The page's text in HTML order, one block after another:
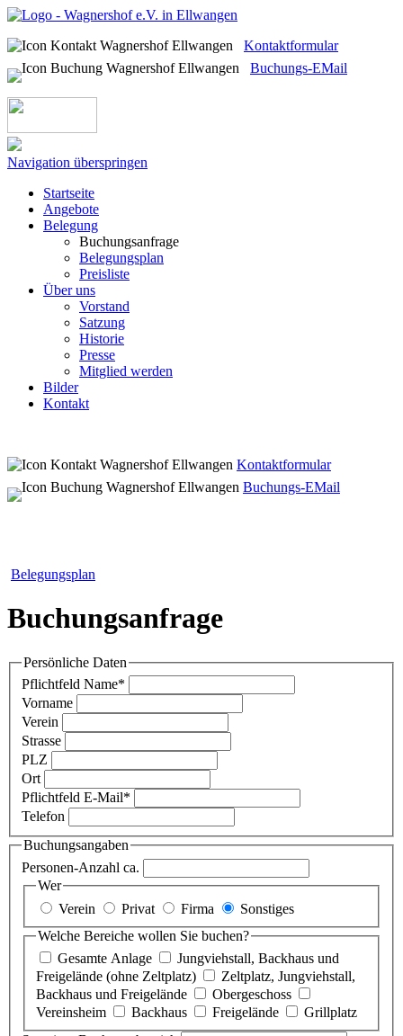
Kontaktformular
Buchungs-EMail
Navigation überspringen
Startseite
Angebote
Belegung
Buchungsanfrage
Belegungsplan
Preisliste
Über uns
Vorstand
Satzung
Historie
Presse
Mitglied werden
Bilder
Kontakt
Kontaktformular
Buchungs-EMail
Belegungsplan
Buchungsanfrage
Persönliche Daten
Pflichtfeld Name*
Vorname
Verein
Strasse
PLZ
Ort
Pflichtfeld E-Mail*
Telefon
Buchungsangaben
Personen-Anzahl ca.
Wer
Verein
Privat Firma
Sonstiges
Welche Bereiche wollen Sie buchen?
Gesamte Anlage
Jungviehstall, Backhaus und
Freigelände (ohne Zeltplatz)
Zeltplatz, Jungviehstall,
Backhaus und Freigelände
Obergeschoss
Vereinsheim
Backhaus Freigelände
Grillplatz